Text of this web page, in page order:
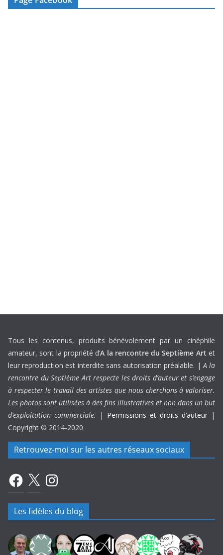
m
Tous les contenus, produits bénévolement par un cinéphile
amateur, sont la propriété d’A la rencontre du Septième Art et
leur reproduction est interdite sans autorisation préalable. |A la
rencontre du Septième Art respecte les droits d’auteur et s’engage
à respecter le travail des artistes que nous cherchons à valoriser.
Les photos sont utilisées à des fins illustratives et non dans un but
d’exploitation commerciale.
| Permissions et droits d’auteur |
Copyright © 2014-2020
Retrouvez-moi sur les autres réseaux sociaux
Facebook
X Instagram
Les fidèles du blog